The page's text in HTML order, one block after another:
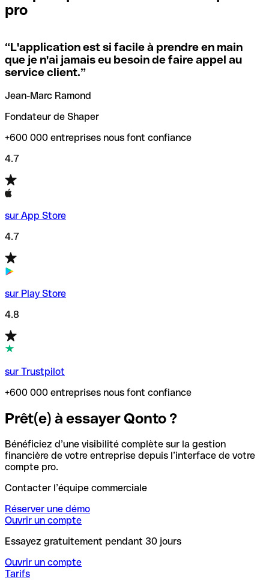
locales.
Si vous n'êtes pas sûr du code SWIFT que vous devriez
utiliser, nous avons développé un outil de recherche de
codes SWIFT par nom de banque.
vérification/recherche de codes SWIFT. Ainsi, vous pouvez
trouver et vérifier vos codes SWIFT avant de réaliser vos
transferts d’argent.
pro
“L'application est si facile à prendre en main
que je n'ai jamais eu besoin de faire appel au
service client.”
Jean-Marc Ramond
Fondateur de Shaper
+600 000 entreprises nous font confiance
4.7
sur App Store
4.7
sur Play Store
4.8
sur Trustpilot
+600 000 entreprises nous font confiance
Prêt(e) à essayer Qonto ?
Bénéficiez d’une visibilité complète sur la gestion
financière de votre entreprise depuis l’interface de votre
compte pro.
Contacter l’équipe commerciale
Réserver une démo
Ouvrir un compte
Essayez gratuitement pendant 30 jours
Ouvrir un compte
Tarifs